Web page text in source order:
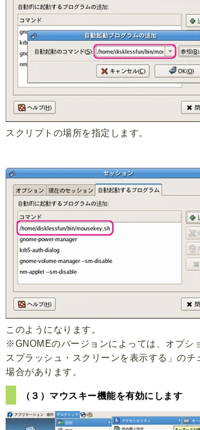
スクリプトの場所を指定します。
このようになります。
※GNOMEのバージョンによっては、オプシ
スプラッシュ・スクリーンを表示する」の
場合があります。
（３）マウスキー機能を有効にします